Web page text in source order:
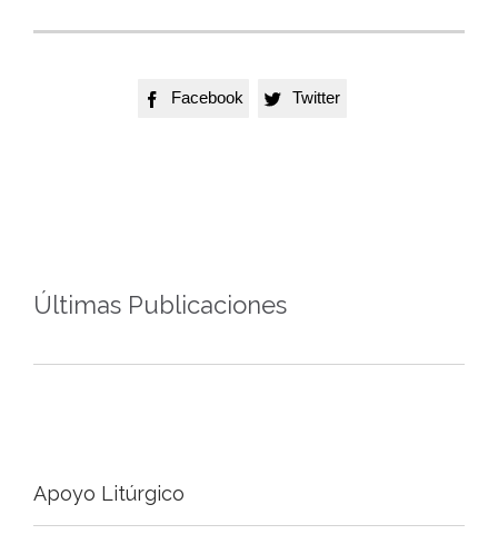
 Facebook  Twitter
Últimas Publicaciones
Apoyo Litúrgico